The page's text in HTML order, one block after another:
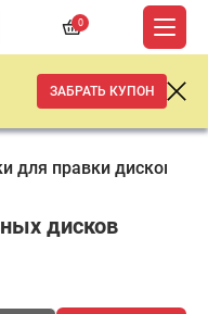
0
ЗАБРАТЬ КУПОН
для правки дисков
дисков